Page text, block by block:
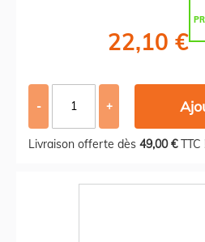
22,10 €
- +
Livraison offerte dès 49,00 €TTC